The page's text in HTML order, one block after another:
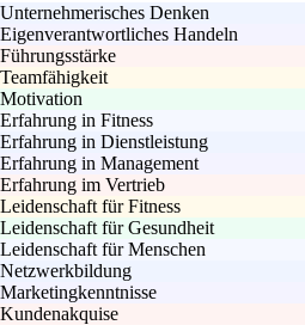
Unternehmerisches Denken
Eigenverantwortliches Handeln
Führungsstärke
Teamfähigkeit
Motivation
Erfahrung in Fitness
Erfahrung in Dienstleistung
Erfahrung in Management
Erfahrung im Vertrieb
Leidenschaft für Fitness
Leidenschaft für Gesundheit
Leidenschaft für Menschen
Netzwerkbildung
Marketingkenntnisse
Kundenakquise